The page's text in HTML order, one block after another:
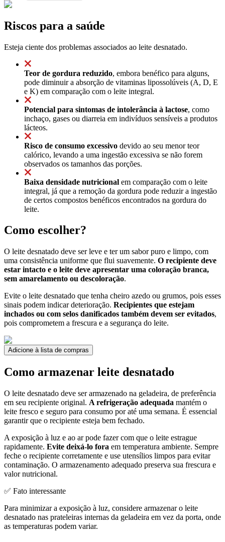
Riscos para a saúde
Esteja ciente dos problemas associados ao leite desnatado.
Teor de gordura reduzido, embora benéfico para alguns,
pode diminuir a absorção de vitaminas lipossolúveis (A, D, E
e K) em comparação com o leite integral.
Potencial para sintomas de intolerância à lactose, como
inchaço, gases ou diarreia em indivíduos sensíveis a produtos
lácteos.
Risco de consumo excessivo devido ao seu menor teor
calórico, levando a uma ingestão excessiva se não forem
observados os tamanhos das porções.
Baixa densidade nutricional em comparação com o leite
integral, já que a remoção da gordura pode reduzir a ingestão
de certos compostos benéficos encontrados na gordura do
leite.
Como escolher?
O leite desnatado deve ser leve e ter um sabor puro e limpo, com
uma consistência uniforme que flui suavemente. O recipiente deve
estar intacto e o leite deve apresentar uma coloração branca,
sem amarelamento ou descoloração.
Evite o leite desnatado que tenha cheiro azedo ou grumos, pois esses
sinais podem indicar deterioração. Recipientes que estejam
inchados ou com selos danificados também devem ser evitados,
pois comprometem a frescura e a segurança do leite.
Adicione à lista de compras
Como armazenar leite desnatado
O leite desnatado deve ser armazenado na geladeira, de preferência
em seu recipiente original. A refrigeração adequada mantém o
leite fresco e seguro para consumo por até uma semana. É essencial
garantir que o recipiente esteja bem fechado.
A exposição à luz e ao ar pode fazer com que o leite estrague
rapidamente. Evite deixá-lo fora em temperatura ambiente. Sempre
feche o recipiente corretamente e use utensílios limpos para evitar
contaminação. O armazenamento adequado preserva sua frescura e
valor nutricional.
✅ Fato interessante
Para minimizar a exposição à luz, considere armazenar o leite
desnatado nas prateleiras internas da geladeira em vez da porta, onde
as temperaturas podem variar.